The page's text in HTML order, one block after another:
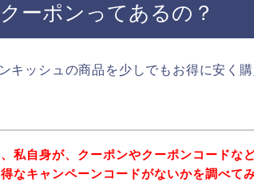
ーポンってあるの？
キッシュの商品を少しでもお得に安く
私自身が、クーポンやクーポンコードな
なキャンペーンコードがないかを調べて